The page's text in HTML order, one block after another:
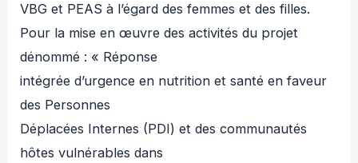
VBG et PEAS à l’égard des femmes et des filles.
Pour la mise en œuvre des activités du projet
dénommé : « Réponse
intégrée d’urgence en nutrition et santé en faveur
des Personnes
Déplacées Internes (PDI) et des communautés
hôtes vulnérables dans